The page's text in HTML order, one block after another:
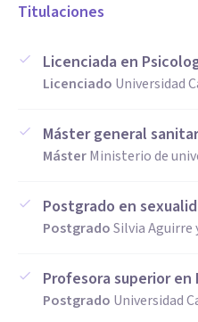
Titulaciones
Licenciada en
Licenciado Universidad
Máster general
MásterMinisterio de
Postgrado en
PostgradoSilvia
Profesora superior en
Postgrado Universidad